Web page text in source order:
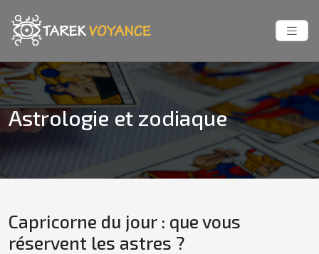
Astrologie et zodiaque
Capricorne du jour : que vous
réservent les astres ?